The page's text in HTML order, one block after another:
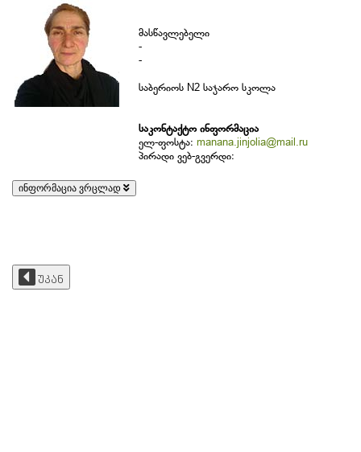
მასწავლებელი
-
-
საბერიოს N2 საჯარო სკოლა
საკონტაქტო ინფორმაცია
ელ-ფოსტა: manana.jinjolia@mail.ru
პირადი ვებ-გვერდი:
ინფორმაცია ვრცლად
უკან